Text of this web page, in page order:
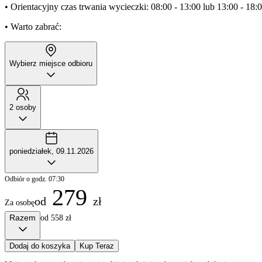
• Orientacyjny czas trwania wycieczki: 08:00 - 13:00 lub 13:00 -
• Warto zabrać:
Wybierz miejsce odbioru
2 osoby
poniedziałek, 09.11.2026
Odbiór o godz. 07:30
Za osobęod 279 zł
Razem od 558 zł
Dodaj do koszyka Kup Teraz